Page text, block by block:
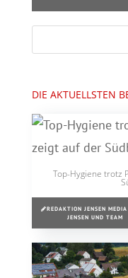
DIE AKTUELLSTEN
Top-Hygiene trotz
REDAKTION JENSEN
JENSEN UND TEAM